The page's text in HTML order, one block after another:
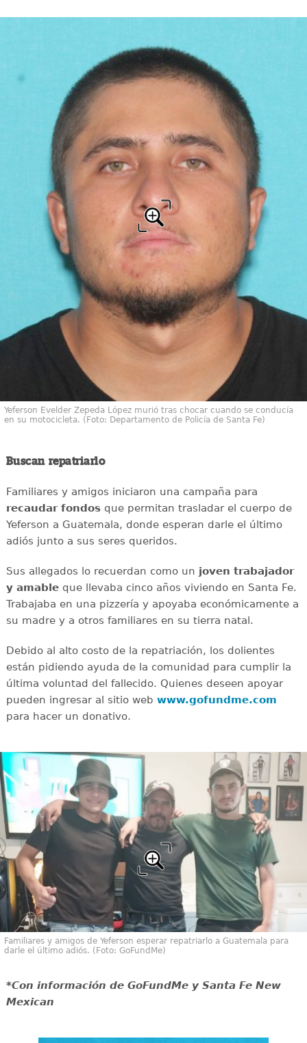
Yeferson Evelder Zepeda López murió tras chocar cuando se conducía
en su motocicleta. (Foto: Departamento de Policía de Santa Fe)
Buscan repatriarlo
Familiares y amigos iniciaron una campaña para
recaudar fondosque permitan trasladar el cuerpo de
Yeferson a Guatemala, donde esperan darle el último
adiós junto a sus seres queridos.
Sus allegados lo recuerdan como un joven trabajador
y amableque llevaba cinco años viviendo en Santa Fe.
Trabajaba en una pizzería y apoyaba económicamente a
su madre y a otros familiares en su tierra natal.
Debido al alto costo de la repatriación, los dolientes
están pidiendo ayuda de la comunidad para cumplir la
última voluntad del fallecido. Quienes deseen apoyar
pueden ingresar al sitio web www.gofundme.com
para hacer un donativo.
Familiares y amigos de Yeferson esperar repatriarlo a Guatemala para
darle el último adiós. (Foto: GoFundMe)
*Con información de GoFundMe y Santa Fe New
Mexican